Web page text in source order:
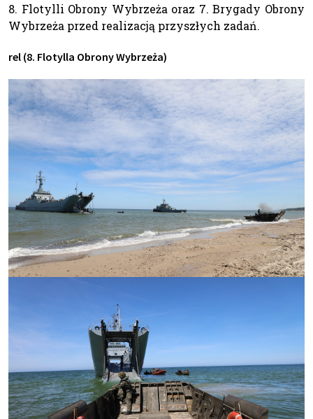
8. Flotylli Obrony Wybrzeża oraz 7. Brygady Obrony
Wybrzeża przed realizacją przyszłych zadań.
rel (8. Flotylla Obrony Wybrzeża)